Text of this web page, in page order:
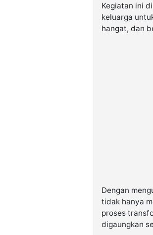
Kegiatan ini
keluarga
hangat, dan
Dengan
tidak hanya
proses
digaungkan